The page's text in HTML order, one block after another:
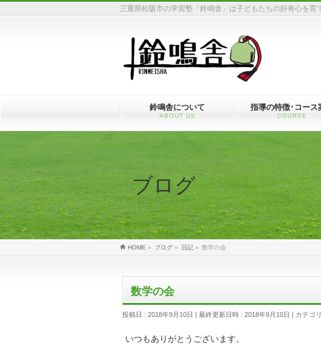
三重県松阪市の学習塾「鈴鳴舎」は子どもたちの好奇心を育
鈴鳴舎について
ABOUT US
指導の特徴･コース
COURSE
ブログ
HOME » ブログ » 日記 » 数学の会
数学の会
投稿日 : 2018年9月10日 最終更新日時 : 2018年9月10日 カテゴ
いつもありがとうございます。